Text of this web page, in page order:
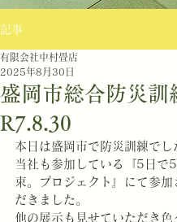
記事
盛岡市総合防災
R7.8.30
有限会社中村畳店
2025年8月30日
本日は盛岡市で防災訓練でし
当社も参加している『5日で
束。プロジェクト』にて参加
だきました。
他の展示も見せていただき色